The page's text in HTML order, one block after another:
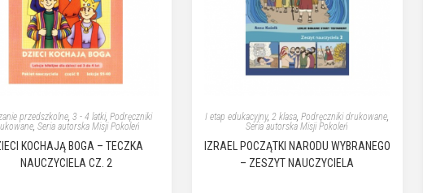
przedszkolne,3 - 4 latki,Podręczniki
,Seria autorska Misji Pokoleń
KOCHAJĄ BOGA – TECZKA
NAUCZYCIELA CZ. 2
I etap edukacyjny,2 klasa,Podręczniki drukowane,
Seria autorska Misji Pokoleń
IZRAEL POCZĄTKI NARODU WYBRANEGO
– ZESZYT NAUCZYCIELA